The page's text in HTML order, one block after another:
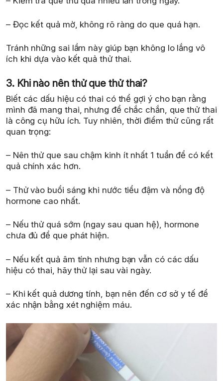
– Đọc kết quả mờ, không rõ ràng do que quá hạn.
Tránh những sai lầm này giúp bạn không lo lắng vô
ích khi dựa vào kết quả thử thai.
3. Khi nào nên thử que thử thai?
Biết các dấu hiệu có thai có thể gợi ý cho bạn rằng
mình đã mang thai, nhưng để chắc chắn, que thử thai
là công cụ hữu ích. Tuy nhiên, thời điểm thử cũng rất
quan trọng:
– Nên thử que sau chậm kinh ít nhất 1 tuần để có kết
quả chính xác hơn.
– Thử vào buổi sáng khi nước tiểu đậm và nồng độ
hormone cao nhất.
– Nếu thử quá sớm (ngay sau quan hệ), hormone
chưa đủ để que phát hiện.
– Nếu kết quả âm tính nhưng bạn vẫn có các dấu
hiệu có thai, hãy thử lại sau vài ngày.
– Khi kết quả dương tính, bạn nên đến cơ sở y tế để
xác nhận bằng xét nghiệm máu.